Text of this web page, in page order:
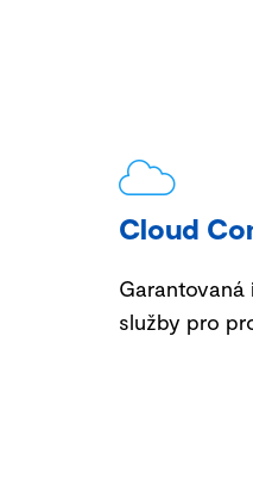
Cloud
Garantovaná
služby pro